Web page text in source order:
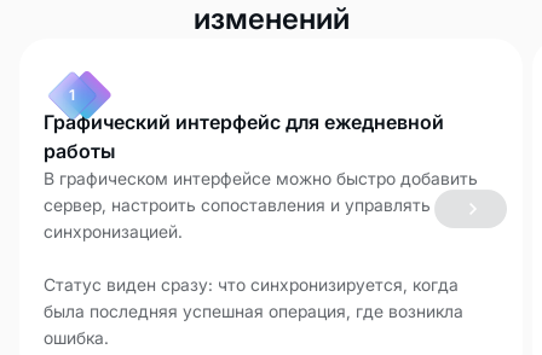
изменений
1
Графический интерфейс для ежедневной
работы
В графическом интерфейсе можно быстро добавить
сервер, настроить сопоставления и управлять
синхронизацией.
Статус виден сразу: что синхронизируется, когда
была последняя успешная операция, где возникла
ошибка.